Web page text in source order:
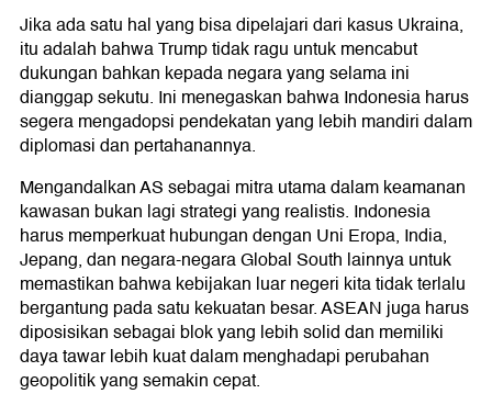
Jika ada satu hal yang bisa dipelajari dari kasus Ukraina,
itu adalah bahwa Trump tidak ragu untuk mencabut
dukungan bahkan kepada negara yang selama ini
dianggap sekutu. Ini menegaskan bahwa Indonesia harus
segera mengadopsi pendekatan yang lebih mandiri dalam
diplomasi dan pertahanannya.
Mengandalkan AS sebagai mitra utama dalam keamanan
kawasan bukan lagi strategi yang realistis. Indonesia
harus memperkuat hubungan dengan Uni Eropa, India,
Jepang, dan negara-negara Global South lainnya untuk
memastikan bahwa kebijakan luar negeri kita tidak terlalu
bergantung pada satu kekuatan besar. ASEAN juga harus
diposisikan sebagai blok yang lebih solid dan memiliki
daya tawar lebih kuat dalam menghadapi perubahan
geopolitik yang semakin cepat.